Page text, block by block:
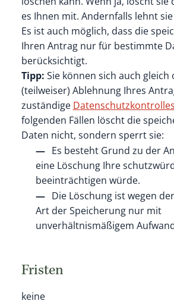
es Ihnen mit. Andernfalls lehnt
Es ist auch möglich, dass die
Ihren Antrag nur für bestimmte
berücksichtigt.
Tipp: Sie können sich auch gleich
(teilweiser) Ablehnung Ihres
zuständige
folgenden Fällen löscht die
Daten nicht, sondern sperrt sie:
Es besteht Grund zu der
eine Löschung Ihre
beeinträchtigen würde.
Die Löschung ist wegen
Art der Speicherung nur mit
unverhältnismäßigem
Fristen
keine